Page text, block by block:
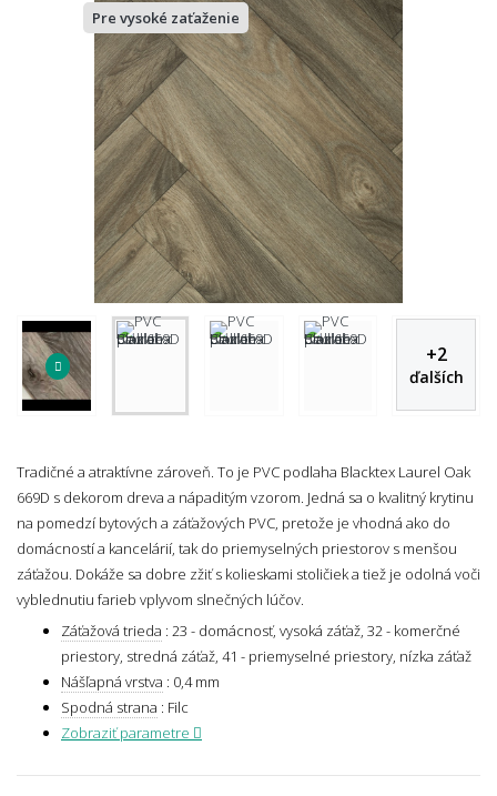
Pre vysoké zaťaženie
+2
ďalších
Tradičné a atraktívne zároveň. To je PVC podlaha Blacktex Laurel Oak
669D s dekorom dreva a nápaditým vzorom. Jedná sa o kvalitný krytinu
na pomedzí bytových a záťažových PVC, pretože je vhodná ako do
domácností a kancelárií, tak do priemyselných priestorov s menšou
záťažou. Dokáže sa dobre zžiť s kolieskami stoličiek a tiež je odolná voči
vyblednutiu farieb vplyvom slnečných lúčov.
Záťažová trieda : 23 - domácnosť, vysoká záťaž, 32 - komerčné
priestory, stredná záťaž, 41 - priemyselné priestory, nízka záťaž
Nášľapná vrstva : 0,4 mm
Spodná strana : Filc
Zobraziť parametre